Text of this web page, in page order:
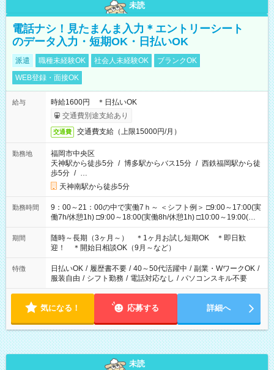
未読
電話ナシ！見たまんま入力＊エントリーシート
のデータ入力・短期OK・日払いOK
派遣 職種未経験OK 社会人未経験OK
ブランクOK
WEB登録・面接OK
給与
時給1600円 ＊日払いOK
交通費別途支給あり
交通費 交通費支給（上限15000円/月）
勤務地
福岡市中央区
天神駅から徒歩5分 / 博多駅からバス15分 / 西鉄福岡駅から徒
歩5分 / …
天神南駅から徒歩5分
勤務時間
9：00～21：00の中で実働7ｈ～ ＜シフト例＞ □9:00～17:00(実
働7h/休憩1h) □9:00～18:00(実働8h/休憩1h) □10:00～19:00(実
働8h/休憩1h) □11:00～20:00(実働8h/休憩1h) □12:00～20:00(実
働7h/休憩1h) □12:00～21:00(実働7h/休憩1h) ＊固定OK ＊選べ
る時間帯！
期間
随時～長期（3ヶ月～） ＊1ヶ月お試し短期OK ＊即日歓
迎！ ＊開始日相談OK（9月～など）
特徴 日払いOK / 履歴書不要 / 40～50代活躍中 / 副業・WワークOK /
服装自由 / シフト勤務 / 電話対応なし / パソコンスキル不要
気になる！ 応募する 詳細へ
未読